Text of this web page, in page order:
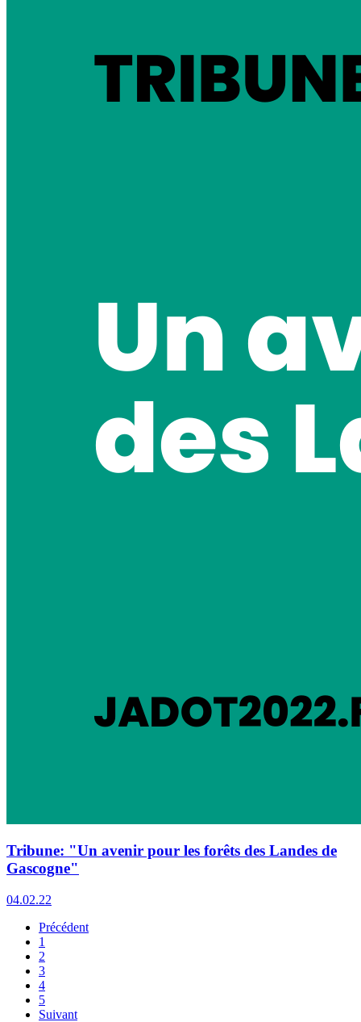
Tribune: "Un avenir pour les forêts des Landes de
Gascogne"
04.02.22
Précédent
1
2
3
4
5
Suivant